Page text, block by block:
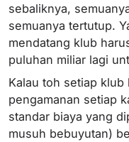
sebaliknya,
semuanya tertutup.
mendatang klub
puluhan miliar lagi
Kalau toh setiap klub
pengamanan setiap
standar biaya yang
musuh bebuyutan)